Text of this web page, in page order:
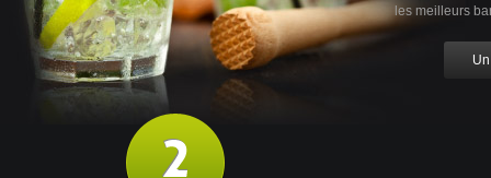
les meilleurs